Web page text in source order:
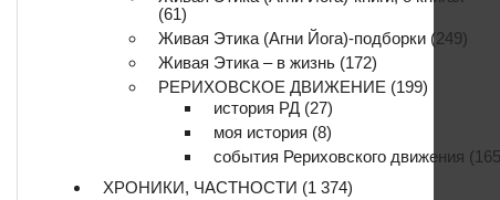
(61)
Живая Этика (Агни Йога)-подборки (249)
Живая Этика – в жизнь (172)
РЕРИХОВСКОЕ ДВИЖЕНИЕ (199)
история РД (27)
моя история (8)
события Рериховского движения
ХРОНИКИ, ЧАСТНОСТИ (1 374)